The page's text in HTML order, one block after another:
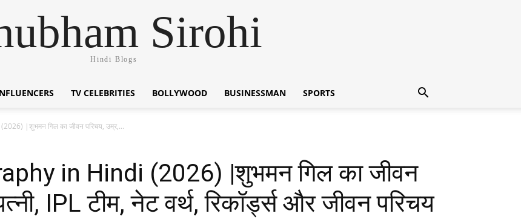
Sirohi
Hindi Blogs
TV CELEBRITIES BOLLYWOOD BUSINESSMAN SPORTS
|शुभमन गिल का जीवन परिचय, उम्र,...
in Hindi (2026) |शुभमन गिल का जीवन
IPL टीम, नेट वर्थ, रिकॉर्ड्स और जीवन परिचय